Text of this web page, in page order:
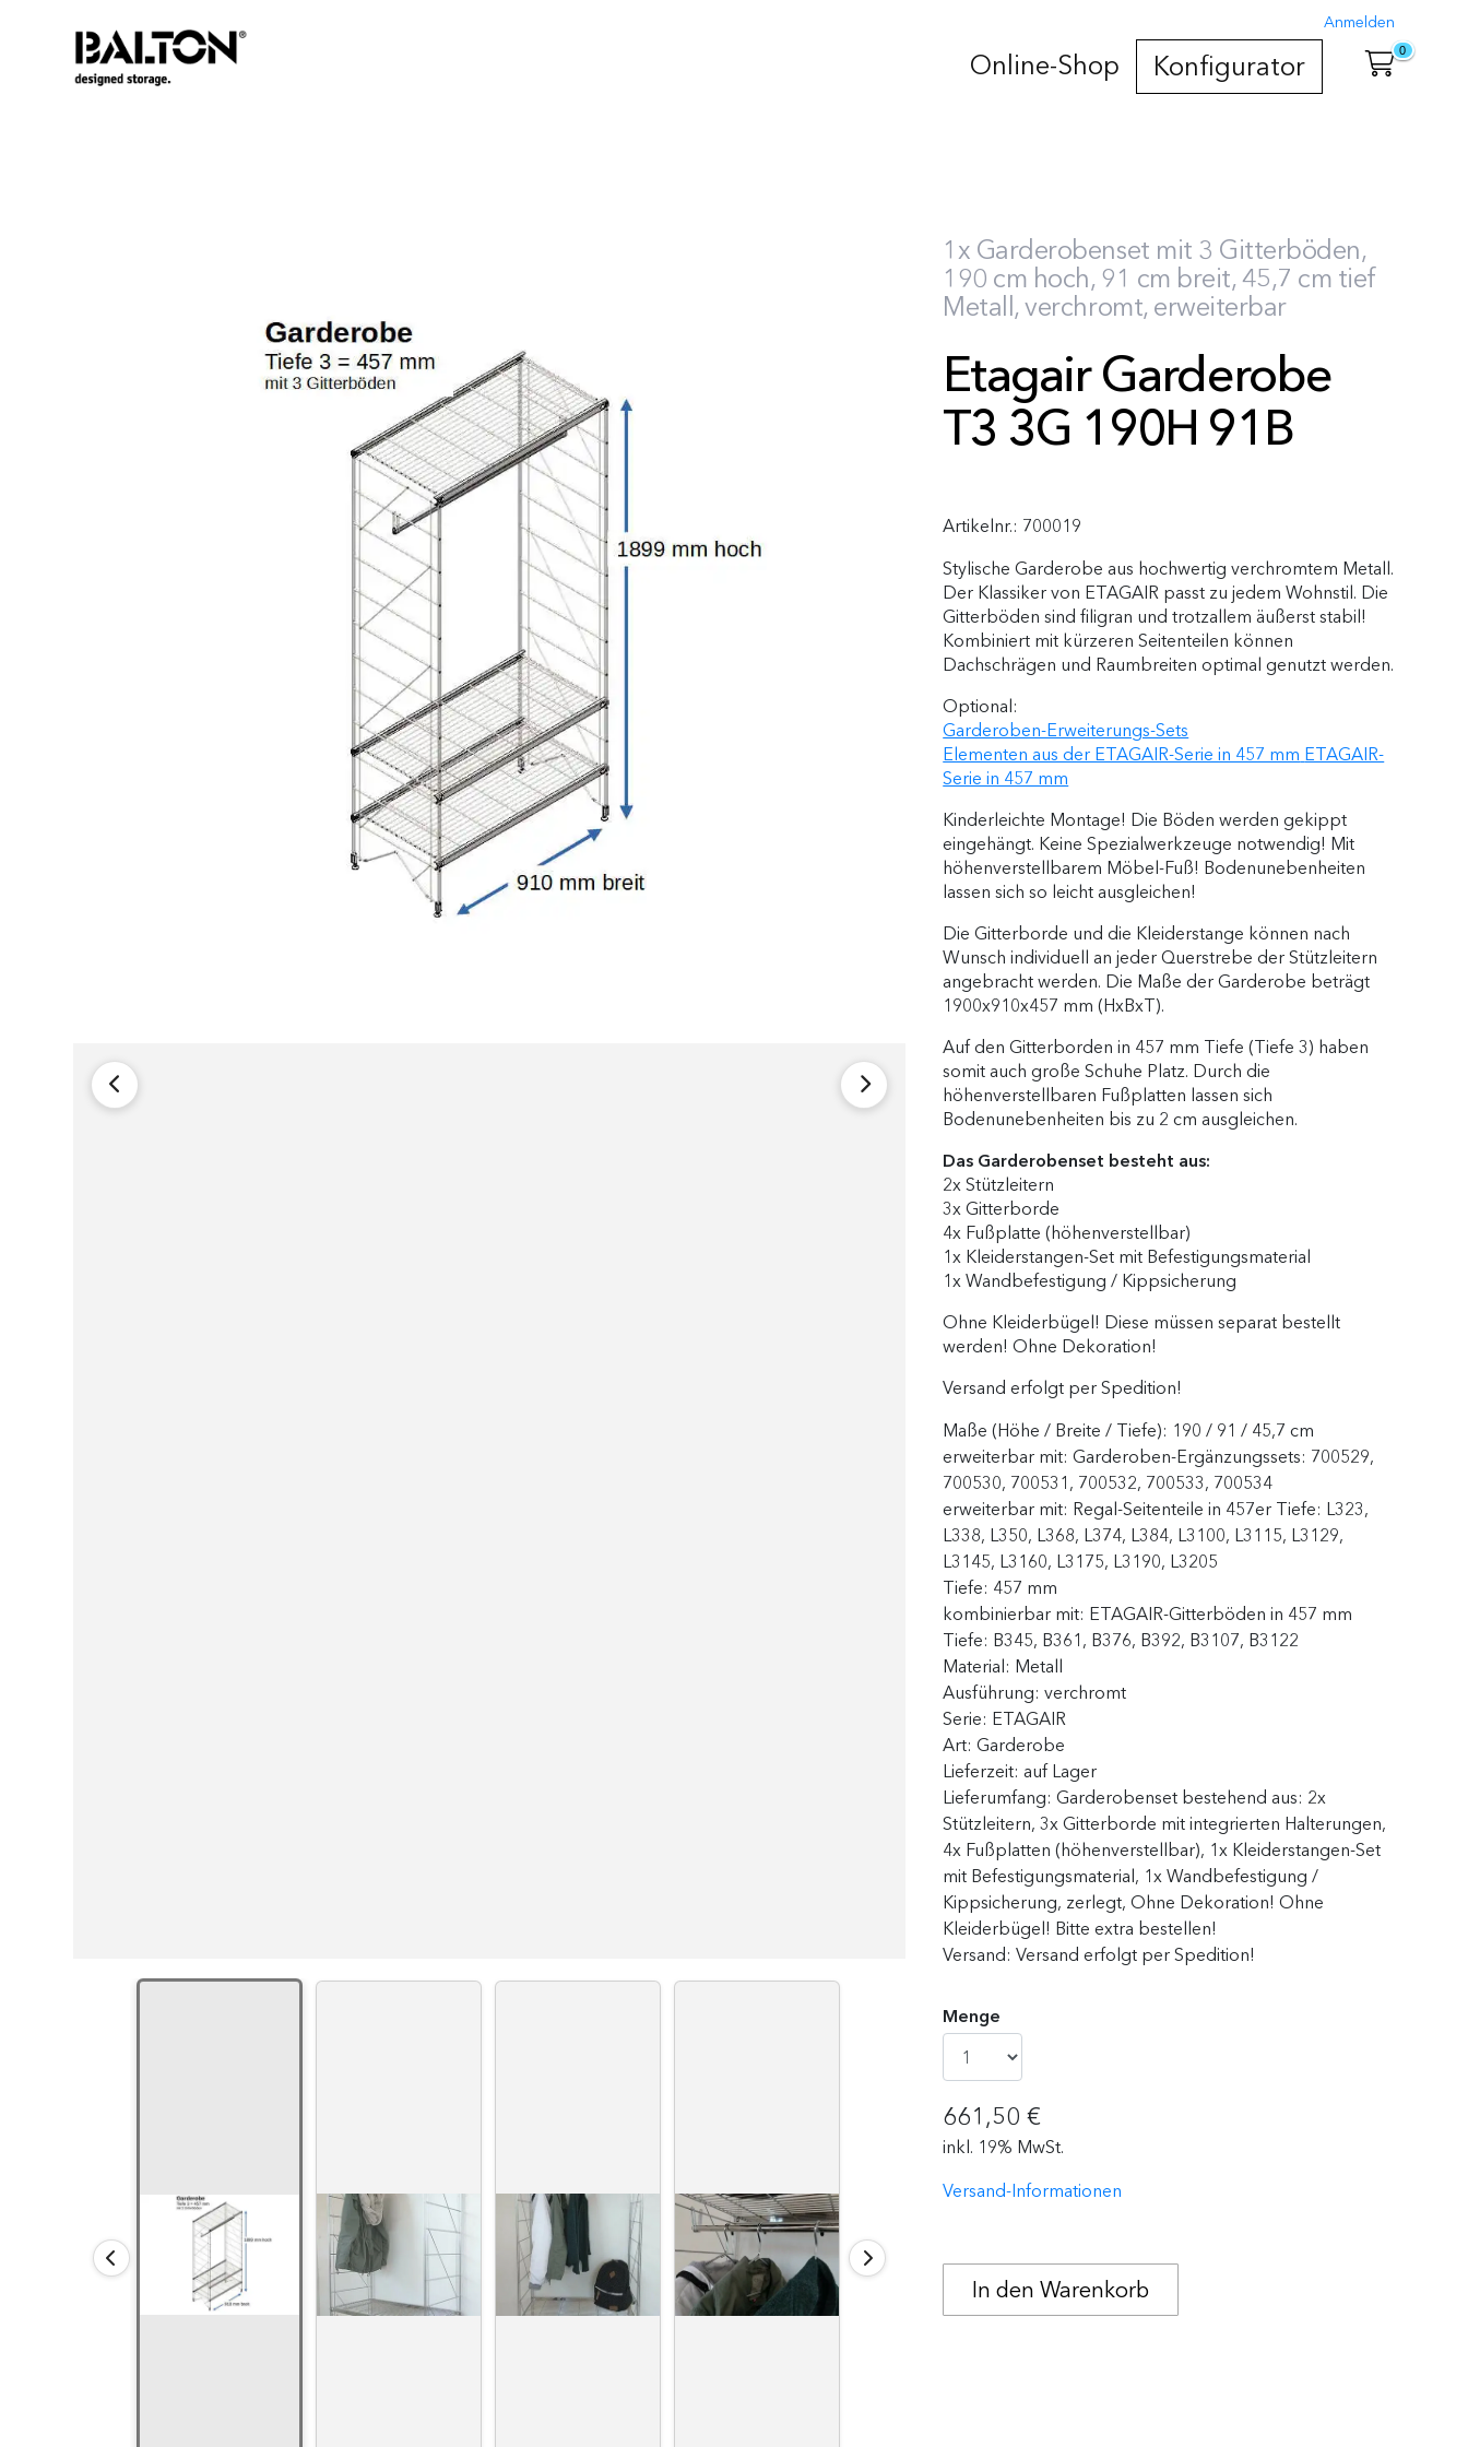
Anmelden
0
Online-Shop Konfigurator
1x Garderobenset mit 3 Gitterböden,
190 cm hoch, 91 cm breit, 45,7 cm tief
Metall, verchromt, erweiterbar
Etagair Garderobe
T3 3G 190H 91B
Artikelnr.: 700019
Stylische Garderobe aus hochwertig verchromtem Metall.
Der Klassiker von ETAGAIR passt zu jedem Wohnstil. Die
Gitterböden sind filigran und trotzallem äußerst stabil!
Kombiniert mit kürzeren Seitenteilen können
Dachschrägen und Raumbreiten optimal genutzt werden.
Optional:
Garderoben-Erweiterungs-Sets
Elementen aus der ETAGAIR-Serie in 457 mm ETAGAIR-
Serie in 457 mm
Kinderleichte Montage! Die Böden werden gekippt
eingehängt. Keine Spezialwerkzeuge notwendig! Mit
höhenverstellbarem Möbel-Fuß! Bodenunebenheiten
lassen sich so leicht ausgleichen!
Die Gitterborde und die Kleiderstange können nach
Wunsch individuell an jeder Querstrebe der Stützleitern
angebracht werden. Die Maße der Garderobe beträgt
1900x910x457 mm (HxBxT).
Auf den Gitterborden in 457 mm Tiefe (Tiefe 3) haben
somit auch große Schuhe Platz. Durch die
höhenverstellbaren Fußplatten lassen sich
Bodenunebenheiten bis zu 2 cm ausgleichen.
Das Garderobenset besteht aus:
2x Stützleitern
3x Gitterborde
4x Fußplatte (höhenverstellbar)
1x Kleiderstangen-Set mit Befestigungsmaterial
1x Wandbefestigung / Kippsicherung
Ohne Kleiderbügel! Diese müssen separat bestellt
werden! Ohne Dekoration!
Versand erfolgt per Spedition!
Maße (Höhe / Breite / Tiefe): 190 / 91 / 45,7 cm
erweiterbar mit:Garderoben-Ergänzungssets: 700529,
700530, 700531, 700532, 700533, 700534
erweiterbar mit: Regal-Seitenteile in 457er Tiefe: L323,
L338, L350, L368, L374, L384, L3100, L3115, L3129,
L3145, L3160, L3175, L3190, L3205
Tiefe: 457 mm
kombinierbar mit: ETAGAIR-Gitterböden in 457 mm
Tiefe: B345, B361, B376, B392, B3107, B3122
Material: Metall
Ausführung:verchromt
Serie: ETAGAIR
Art:Garderobe
Lieferzeit:auf Lager
Lieferumfang:Garderobenset bestehend aus: 2x
Stützleitern, 3x Gitterborde mit integrierten Halterungen,
4x Fußplatten (höhenverstellbar), 1x Kleiderstangen-Set
mit Befestigungsmaterial, 1x Wandbefestigung /
Kippsicherung , zerlegt, Ohne Dekoration! Ohne
Kleiderbügel! Bitte extra bestellen!
Versand:Versand erfolgt per Spedition!
Menge
661,50 €
inkl. 19% MwSt.
Versand-Informationen